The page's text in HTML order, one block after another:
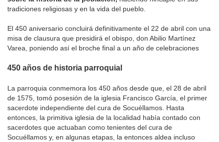
tradiciones religiosas y en la vida del pueblo.
El 450 aniversario concluirá definitivamente el 22 de abril con una
misa de clausura que presidirá el obispo, don Abilio Martínez
Varea, poniendo así el broche final a un año de celebraciones
450 años de historia parroquial
La parroquia conmemora los 450 años desde que, el 28 de abril
de 1575, tomó posesión de la iglesia Francisco García, el primer
sacerdote independiente del cura de Socuéllamos. Hasta
entonces, la primitiva iglesia de la localidad había contado con
sacerdotes que actuaban como tenientes del cura de
Socuéllamos y, en algunas etapas, la entonces aldea incluso